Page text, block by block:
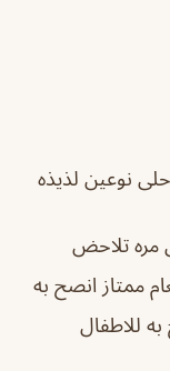
نوعين لذيذه
مره تلاحض
ممتاز انصح به
للاطفال